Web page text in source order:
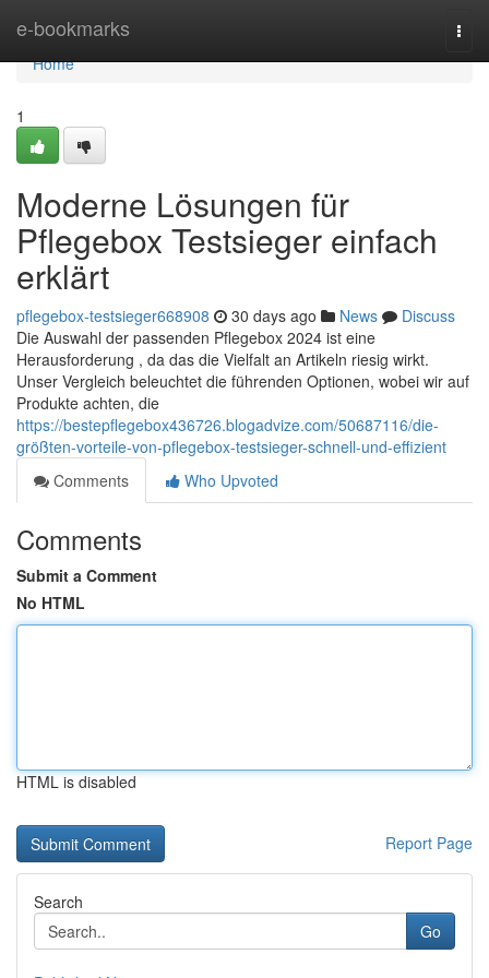
e-bookmarks
Home
Home
1
Moderne Lösungen für
Pflegebox Testsieger einfach
erklärt
pflegebox-testsieger668908 30 days ago News
Discuss
Die Auswahl der passenden Pflegebox 2024 ist eine
Herausforderung , da das die Vielfalt an Artikeln riesig wirkt.
Unser Vergleich beleuchtet die führenden Optionen, wobei wir auf
Produkte achten, die
https://bestepflegebox436726.blogadvize.com/50687116/die-
größten-vorteile-von-pflegebox-testsieger-schnell-und-effizient
Comments
Who Upvoted
Comments
Submit a Comment
No HTML
HTML is disabled
Report Page
Search
Go